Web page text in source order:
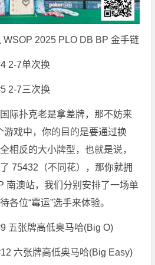
WSOP 2025 PLO DB BP 金手链
2-7单次换
2-7三次换
际扑克老是拿差牌，那不妨来
游戏中，你的目的是要通过换
相反的大小牌型，也就是说，
75432（不同花），那你就拥
南澳站，我们分别安排了一场单
各位“霉运”选手来体验。
五张牌高低奥马哈(Big O)
六张牌高低奥马哈(Big Easy)